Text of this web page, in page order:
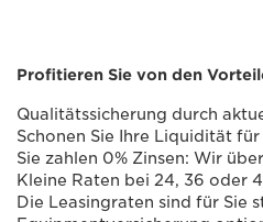
Profitieren Sie von den
Qualitätssicherung durch
Schonen Sie Ihre Liquidität
Sie zahlen 0% Zinsen: Wir
Kleine Raten bei 24, 36 oder
Die Leasingraten sind für Sie